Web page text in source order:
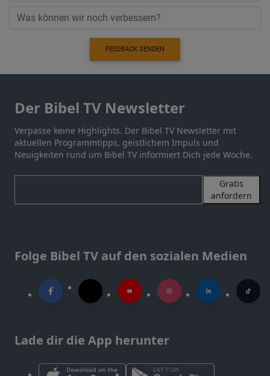
FEEDBACK SENDEN
Der Bibel TV Newsletter
Verpasse keine Highlights. Der Bibel TV Newsletter mit
aktuellen Programmtipps, geistlichem Impuls und
Neuigkeiten rund um Bibel TV informiert Dich jede Woche.
Gratis
anfordern
Folge Bibel TV auf den sozialen Medien
Lade dir die App herunter